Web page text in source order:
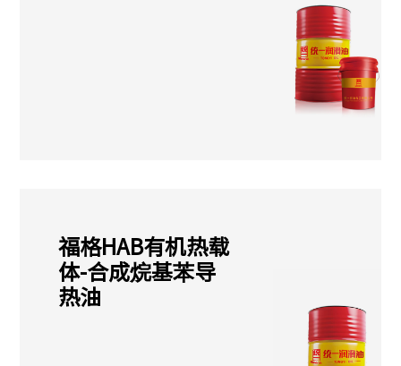
福格HAB有机热载
体-合成烷基苯导
热油